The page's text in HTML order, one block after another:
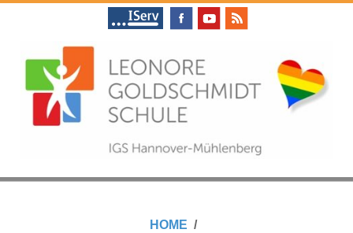
L
HOME